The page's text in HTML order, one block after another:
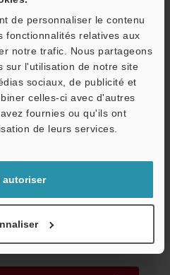
de personnaliser le contenu
fonctionnalités relatives aux
notre trafic. Nous partageons
sur l'utilisation de notre site
sociaux, de publicité et
celles-ci avec d'autres
fournies ou qu'ils ont
de leurs services.
autoriser
for all CC Series
15